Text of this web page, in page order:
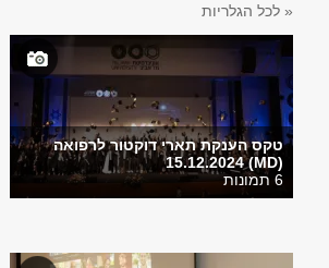
« לכל הגלריות
טקס הענקת תארי דוקטור לרפואה
(MD) 15.12.2024
6 תמונות
עמודים